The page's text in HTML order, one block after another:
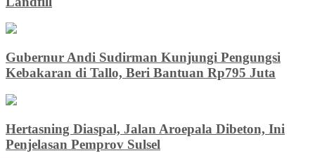
Gubernur Andi Sudirman Kunjungi Pengungsi
Kebakaran di Tallo, Beri Bantuan Rp795 Juta
Hertasning Diaspal, Jalan Aroepala Dibeton, Ini
Penjelasan Pemprov Sulsel